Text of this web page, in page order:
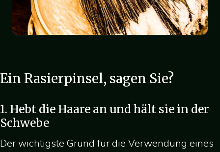
Ein Rasierpinsel, sagen Sie?
1. Hebt die Haare an und hält sie in der
Schwebe
Der wichtigste Grund für die Verwendung eines